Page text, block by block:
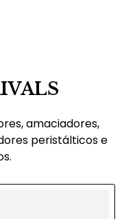
amaciadores,
peristálticos e